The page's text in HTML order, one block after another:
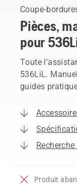
Coupe-
Pièces,
pour
Toute
536LiL.
guides
Produit